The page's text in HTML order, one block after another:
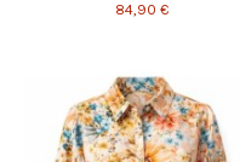
84,90 €